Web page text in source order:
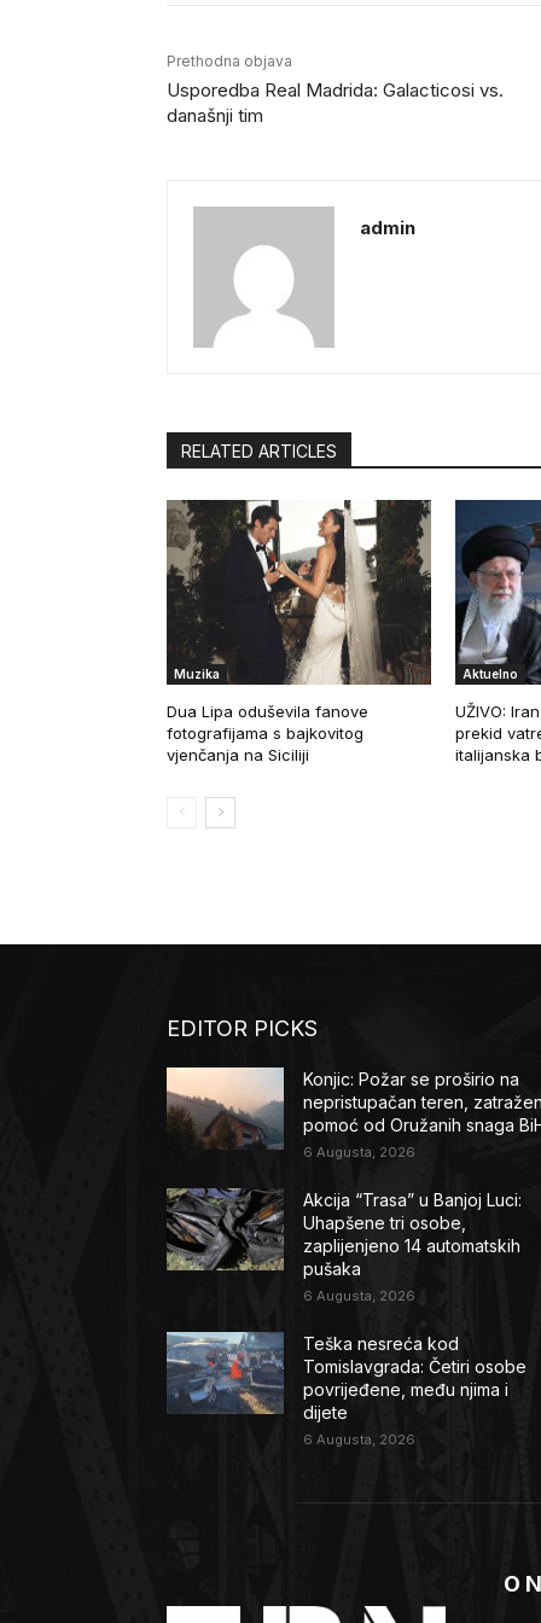
Prethodna objava
Usporedba Real Madrida: Galacticosi vs.
današnji tim
admin
RELATED ARTICLES
Muzika
Dua Lipa oduševila fanove
fotografijama s bajkovitog
vjenčanja na Siciliji
Aktuelno
UŽIVO:
prekid
italijanska
EDITOR PICKS
Konjic: Požar se proširio na
nepristupačan teren,
pomoć od Oružanih snaga
6 Augusta, 2026
Akcija “Trasa” u Banjoj Luci:
Uhapšene tri osobe,
zaplijenjeno 14 automatskih
pušaka
6 Augusta, 2026
Teška nesreća kod
Tomislavgrada: Četiri osobe
povrijeđene, među njima i
dijete
6 Augusta, 2026
O